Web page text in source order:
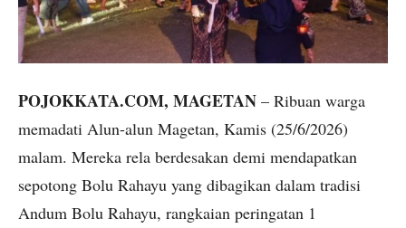
POJOKKATA.COM, MAGETAN – Ribuan warga
memadati Alun-alun Magetan, Kamis (25/6/2026)
malam. Mereka rela berdesakan demi mendapatkan
sepotong Bolu Rahayu yang dibagikan dalam tradisi
Andum Bolu Rahayu, rangkaian peringatan 1